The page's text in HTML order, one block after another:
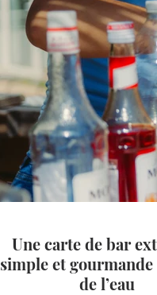
Une carte de bar
simple et
de l’eau